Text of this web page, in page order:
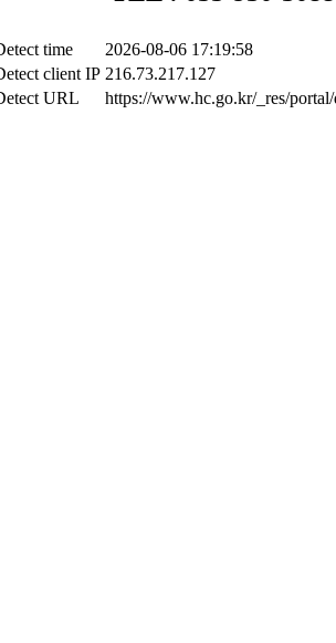
time
2026-08-06 17:19:58
client IP 216.73.217.127
URL
https://www.hc.go.kr/_res/